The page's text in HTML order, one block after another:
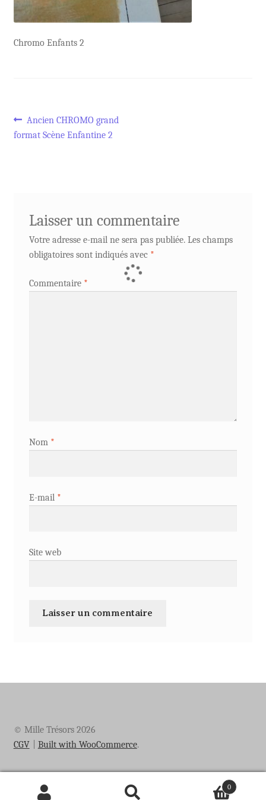
Chromo Enfants 2
Navigation
Article
précédent :
Ancien CHROMO grand
format Scène Enfantine 2
Laisser un commentaire
Votre adresse e-mail ne sera pas publiée. Les champs
obligatoires sont indiqués avec *
Commentaire *
Nom *
E-mail *
Site web
© Mille Trésors 2026
CGV
Built with WooCommerce.
0